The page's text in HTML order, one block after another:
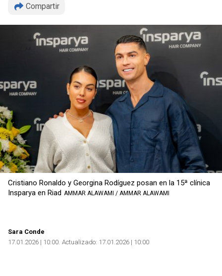
Compartir
Cristiano Ronaldo y Georgina Rodíguez posan en la 15ª clínica
Insparya en Riad AMMAR ALAWAMI / AMMAR ALAWAMI
Sara Conde
17.01.2026 | 10:00 Actualizado: 17.01.2026 | 10:00